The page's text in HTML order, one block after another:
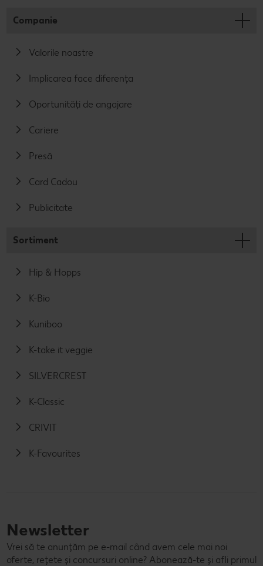
Companie
Valorile noastre
Implicarea face diferența
Oportunități de angajare
Cariere
Presă
Card Cadou
Publicitate
Sortiment
Hip & Hopps
K-Bio
Kuniboo
K-take it veggie
SILVERCREST
K-Classic
CRIVIT
K-Favourites
Newsletter
Vrei să te anunțăm pe e-mail când avem cele mai noi
oferte, rețete și concursuri online? Abonează-te și afli primul